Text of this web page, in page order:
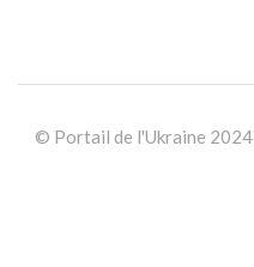
© Portail de l'Ukraine 2024